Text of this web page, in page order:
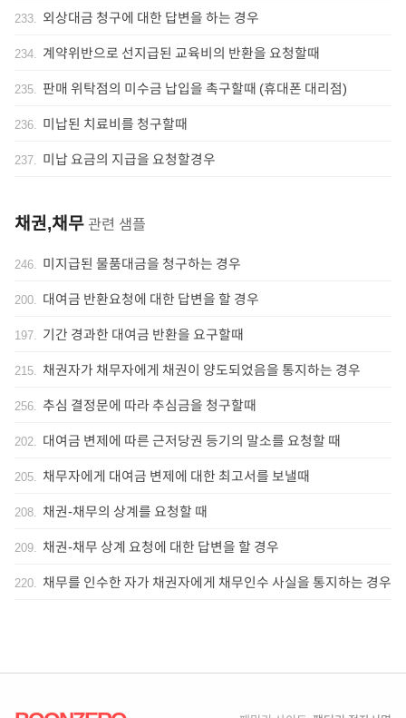
233. 외상대금 청구에 대한 답변을 하는 경우
234. 계약위반으로 선지급된 교육비의 반환을 요청할때
235. 판매 위탁점의 미수금 납입을 촉구할때 (휴대폰 대리점)
236. 미납된 치료비를 청구할때
237. 미납 요금의 지급을 요청할경우
채권,채무 관련 샘플
246. 미지급된 물품대금을 청구하는 경우
200. 대여금 반환요청에 대한 답변을 할 경우
197. 기간 경과한 대여금 반환을 요구할때
215. 채권자가 채무자에게 채권이 양도되었음을 통지하는 경우
256. 추심 결정문에 따라 추심금을 청구할때
202. 대여금 변제에 따른 근저당권 등기의 말소를 요청할 때
205. 채무자에게 대여금 변제에 대한 최고서를 보낼때
208. 채권-채무의 상계를 요청할 때
209. 채권-채무 상계 요청에 대한 답변을 할 경우
220. 채무를 인수한 자가 채권자에게 채무인수 사실을 통지하는 경우